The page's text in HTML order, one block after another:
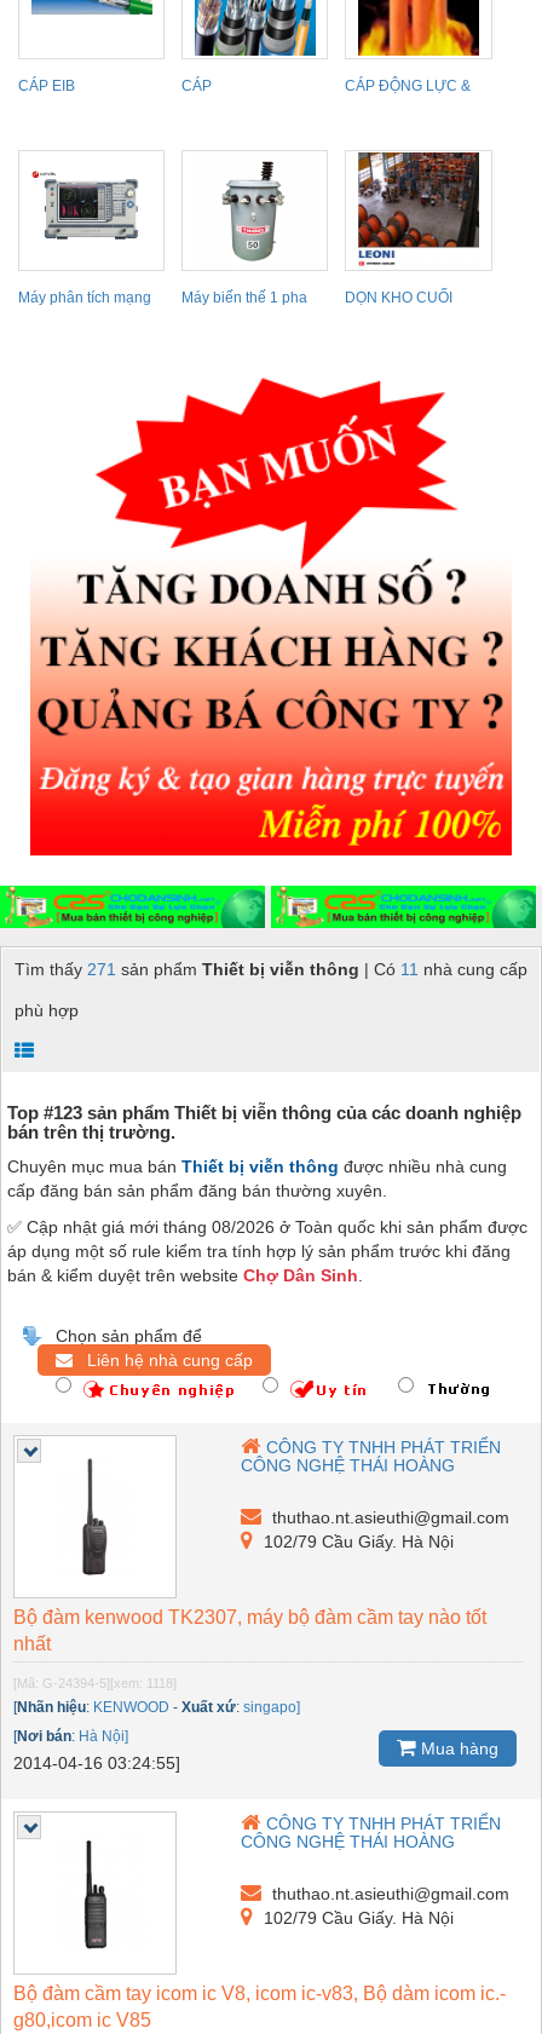
CÁP EIB
CÁP
INSTRUMENTATION
CONTROL...
CÁP ĐỘNG LỰC &
Máy phân tích mạng
Máy biến thế 1 pha
DỌN KHO CUỐI
Tìm thấy 271 sản phẩm Thiết bị viễn thông | Có 11 nhà cung cấp
phù hợp
Top #123 sản phẩm Thiết bị viễn thông của các doanh nghiệp
bán trên thị trường.
Chuyên mục mua bán Thiết bị viễn thông được nhiều nhà cung
cấp đăng bán sản phẩm đăng bán thường xuyên.
✅ Cập nhật giá mới tháng 08/2026 ở Toàn quốc khi sản phẩm được
áp dụng một số rule kiểm tra tính hợp lý sản phẩm trước khi đăng
bán & kiểm duyệt trên website Chợ Dân Sinh.
Chọn sản phẩm để
Liên hệ nhà cung cấp
CÔNG TY TNHH PHÁT TRIỂN
CÔNG NGHỆ THÁI HOÀNG
thuthao.nt.asieuthi@gmail.com
102/79 Cầu Giấy. Hà Nội
Bộ đàm kenwood TK2307, máy bộ đàm cầm tay nào tốt
nhất
[Mã: G-24394-5] [xem: 1118]
[Nhãn hiệu: KENWOOD - Xuất xứ: singapo]
[Nơi bán: Hà Nội]
2014-04-16 03:24:55]
Mua hàng
CÔNG TY TNHH PHÁT TRIỂN
CÔNG NGHỆ THÁI HOÀNG
thuthao.nt.asieuthi@gmail.com
102/79 Cầu Giấy. Hà Nội
Bộ đàm cầm tay icom ic V8, icom ic-v83, Bộ dàm icom ic.-
g80,icom ic V85